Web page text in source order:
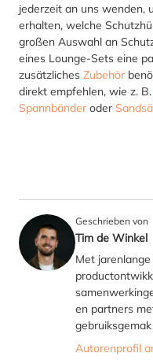
jederzeit an uns wenden,
erhalten, welche
großen Auswahl an
eines Lounge-Sets eine
zusätzliches Zubehör
direkt empfehlen, wie z. B.
Spannbänder oder
Geschrieben von
Tim de Winkel
Met
en partners
Autorenprofil